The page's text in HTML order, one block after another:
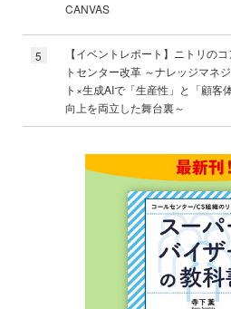
CANVAS
5
【イベントレポート】ニトリのコ
トセンター改革 ～ナレッジマネ
ト×生成AIで「生産性」と「顧客
向上を両立した舞台裏～